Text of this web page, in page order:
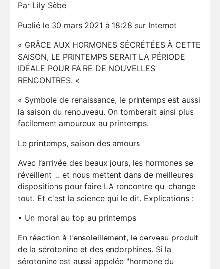
Par Lily Sèbe
Publié le 30 mars 2021 à 18:28 sur Internet
« GRÂCE AUX HORMONES SÉCRÉTÉES À CETTE
SAISON, LE PRINTEMPS SERAIT LA PÉRIODE
IDÉALE POUR FAIRE DE NOUVELLES
RENCONTRES. «
« Symbole de renaissance, le printemps est aussi
la saison du renouveau. On tomberait ainsi plus
facilement amoureux au printemps.
Le printemps, saison des amours
Avec l’arrivée des beaux jours, les hormones se
réveillent ... et nous mettent dans de meilleures
dispositions pour faire LA rencontre qui change
tout. Et c'est la science qui le dit. Explications :
• Un moral au top au printemps
En réaction à l'ensoleillement, le cerveau produit
de la sérotonine et des endorphines. Si la
sérotonine est aussi appelée "hormone du